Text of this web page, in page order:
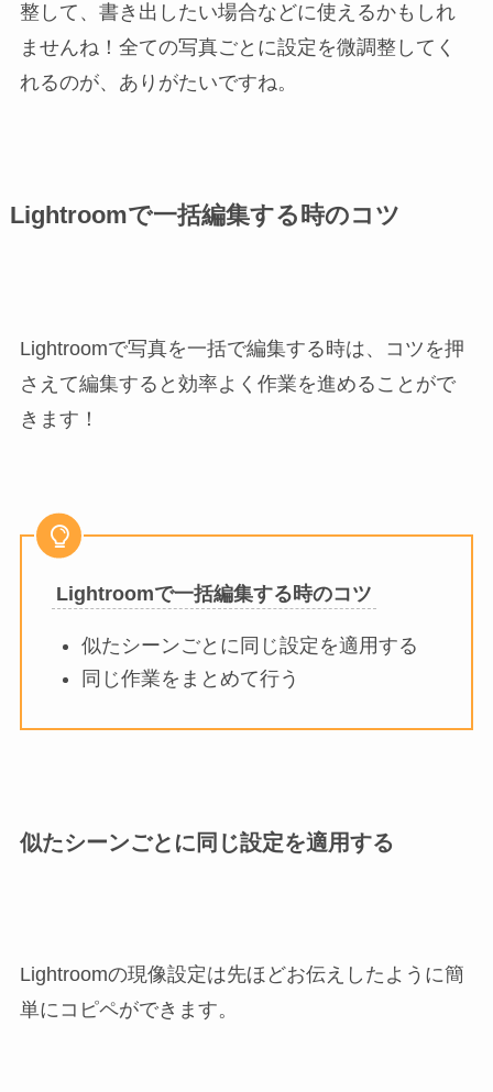
整して、書き出したい場合などに使えるかもしれ
ませんね！全ての写真ごとに設定を微調整してく
れるのが、ありがたいですね。
Lightroomで一括編集する時のコツ
Lightroomで写真を一括で編集する時は、コツを押
さえて編集すると効率よく作業を進めることがで
きます！
Lightroomで一括編集する時のコツ
似たシーンごとに同じ設定を適用する
同じ作業をまとめて行う
似たシーンごとに同じ設定を適用する
Lightroomの現像設定は先ほどお伝えしたように簡
単にコピペができます。